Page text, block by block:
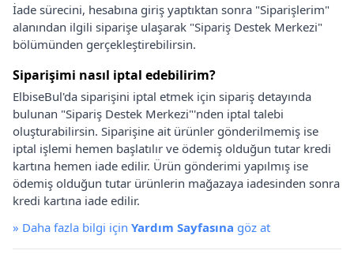
İade sürecini, hesabına giriş yaptıktan sonra "Siparişlerim"
alanından ilgili siparişe ulaşarak "Sipariş Destek Merkezi"
bölümünden gerçekleştirebilirsin.
Siparişimi nasıl iptal edebilirim?
ElbiseBul'da siparişini iptal etmek için sipariş detayında
bulunan "Sipariş Destek Merkezi"'nden iptal talebi
oluşturabilirsin. Siparişine ait ürünler gönderilmemiş ise
iptal işlemi hemen başlatılır ve ödemiş olduğun tutar kredi
kartına hemen iade edilir. Ürün gönderimi yapılmış ise
ödemiş olduğun tutar ürünlerin mağazaya iadesinden sonra
kredi kartına iade edilir.
» Daha fazla bilgi için Yardım Sayfasına göz at